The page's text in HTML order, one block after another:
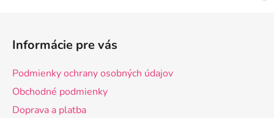
Informácie pre vás
Podmienky ochrany osobných údajov
Obchodné podmienky
Doprava a platba